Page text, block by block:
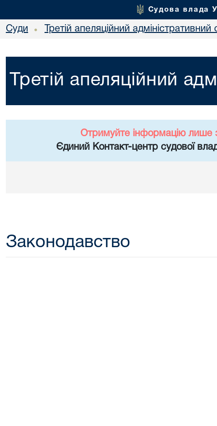
Судова влада
Суди • Третій апеляційний адміністративний
Третій апеляційний
Отримуйте інформацію лише
Єдиний Контакт-центр судової
Законодавство